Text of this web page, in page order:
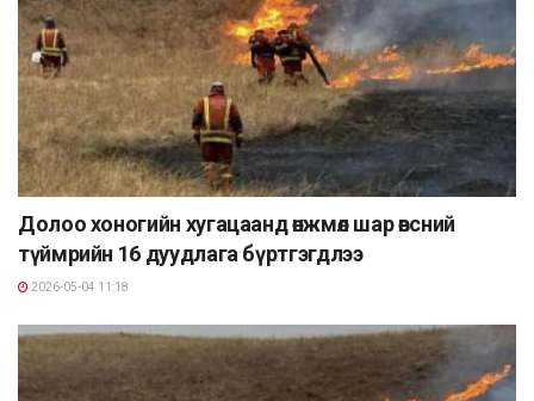
Долоо хоногийн хугацаанд өнжмөл шар өвсний
түймрийн 16 дуудлага бүртгэгдлээ
2026-05-04 11:18